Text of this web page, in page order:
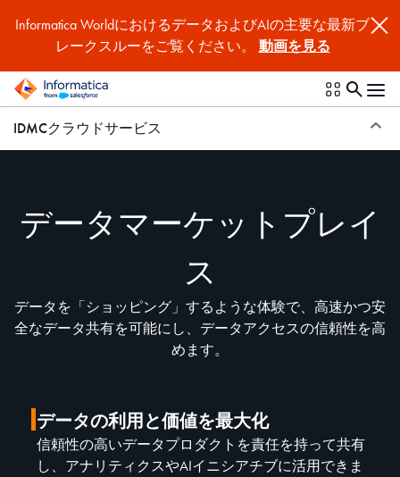
Informatica WorldにおけるデータおよびAIの主要な最新ブ
レークスルーをご覧ください。 動画を見る
IDMCクラウドサービス
データマーケットプレイ
ス
データを「ショッピング」するような体験で、高速かつ安
全なデータ共有を可能にし、データアクセスの信頼性を高
めます。
データの利用と価値を最大化
信頼性の高いデータプロダクトを責任を持って共有
し、アナリティクスやAIイニシアチブに活用できま